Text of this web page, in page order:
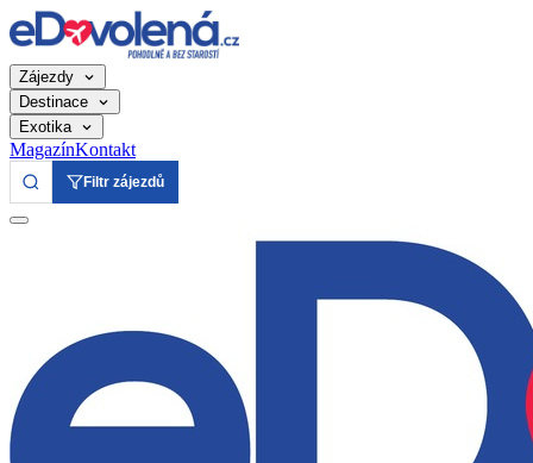
Zájezdy
Destinace
Exotika
MagazínKontakt
Filtr zájezdů